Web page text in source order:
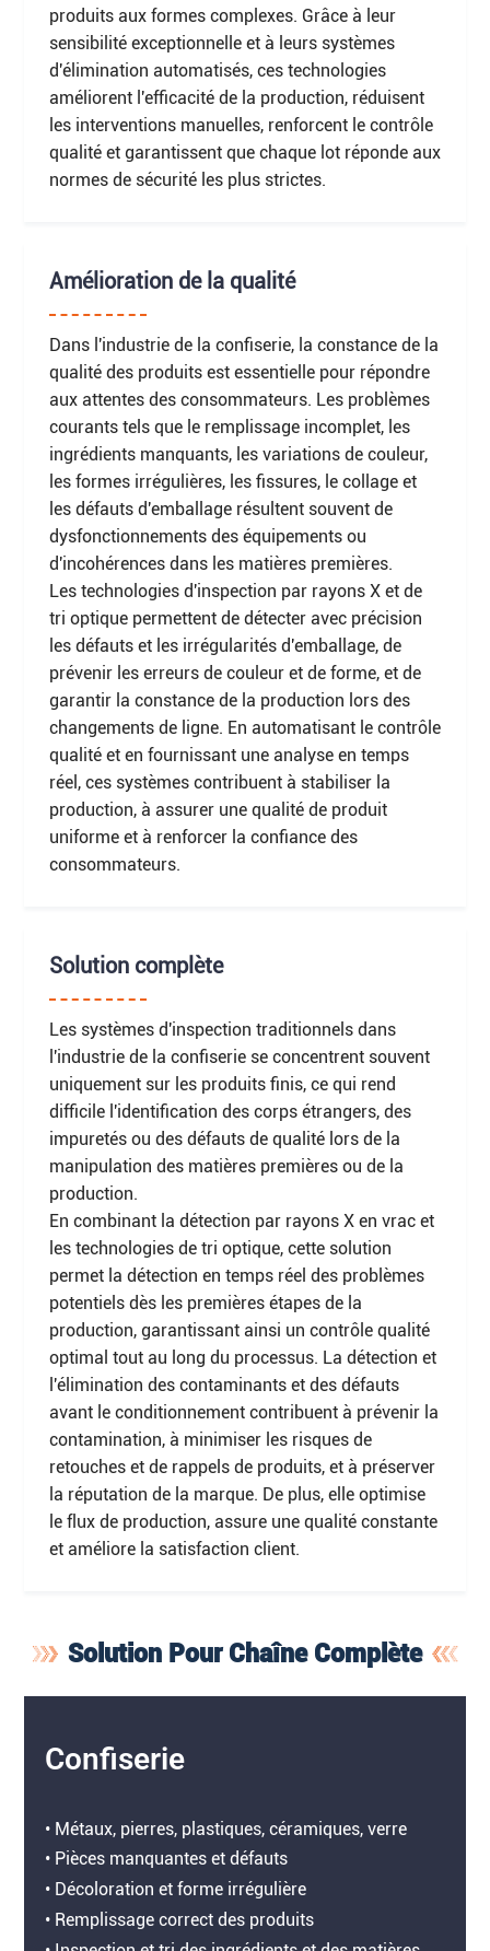
produits aux formes complexes. Grâce à leur
sensibilité exceptionnelle et à leurs systèmes
d'élimination automatisés, ces technologies
améliorent l'efficacité de la production, réduisent
les interventions manuelles, renforcent le contrôle
qualité et garantissent que chaque lot réponde aux
normes de sécurité les plus strictes.
Amélioration de la qualité
Dans l'industrie de la confiserie, la constance de la
qualité des produits est essentielle pour répondre
aux attentes des consommateurs. Les problèmes
courants tels que le remplissage incomplet, les
ingrédients manquants, les variations de couleur,
les formes irrégulières, les fissures, le collage et
les défauts d'emballage résultent souvent de
dysfonctionnements des équipements ou
d'incohérences dans les matières premières.
Les technologies d'inspection par rayons X et de
tri optique permettent de détecter avec précision
les défauts et les irrégularités d'emballage, de
prévenir les erreurs de couleur et de forme, et de
garantir la constance de la production lors des
changements de ligne. En automatisant le contrôle
qualité et en fournissant une analyse en temps
réel, ces systèmes contribuent à stabiliser la
production, à assurer une qualité de produit
uniforme et à renforcer la confiance des
consommateurs.
Solution complète
Les systèmes d'inspection traditionnels dans
l'industrie de la confiserie se concentrent souvent
uniquement sur les produits finis, ce qui rend
difficile l'identification des corps étrangers, des
impuretés ou des défauts de qualité lors de la
manipulation des matières premières ou de la
production.
En combinant la détection par rayons X en vrac et
les technologies de tri optique, cette solution
permet la détection en temps réel des problèmes
potentiels dès les premières étapes de la
production, garantissant ainsi un contrôle qualité
optimal tout au long du processus. La détection et
l'élimination des contaminants et des défauts
avant le conditionnement contribuent à prévenir la
contamination, à minimiser les risques de
retouches et de rappels de produits, et à préserver
la réputation de la marque. De plus, elle optimise
le flux de production, assure une qualité constante
et améliore la satisfaction client.
Solution Pour Chaîne Complète
Confiserie
• Métaux, pierres, plastiques, céramiques, verre
• Pièces manquantes et défauts
• Décoloration et forme irrégulière
• Remplissage correct des produits